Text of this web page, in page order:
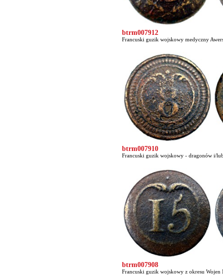
btrm007912
Francuski guzik wojskowy medyczny
btrm007910
Francuski guzik wojskowy - dragonów i/
btrm007908
Francuski guzik wojskowy z okresu Wojen